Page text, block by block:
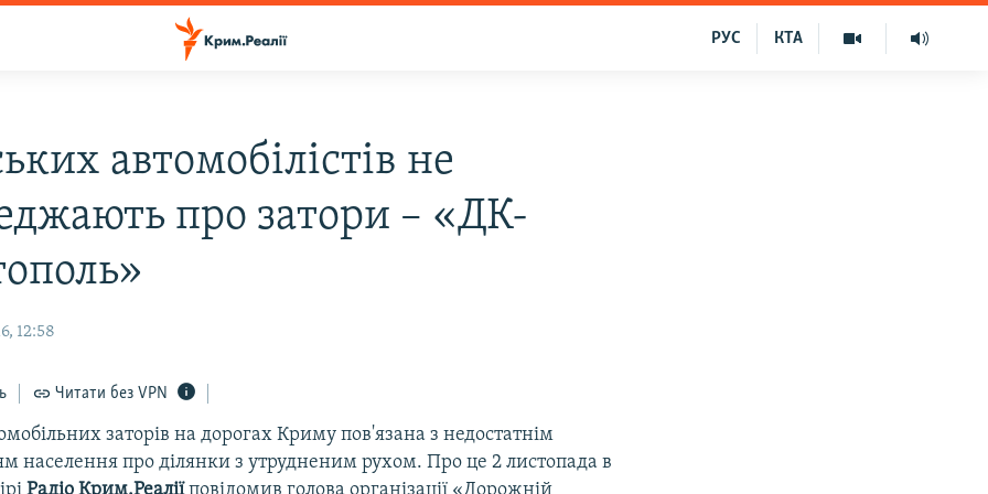
КТА
РУС
автомобілістів не
про затори – «ДК-
12:58
Читати без VPN
заторів на дорогах Криму пов'язана з недостатнім
населення про ділянки з утрудненим рухом. Про це 2 листопада в